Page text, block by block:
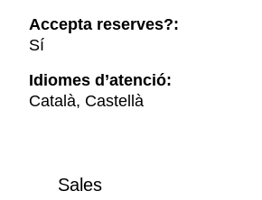
Accepta reserves?:
Sí
Idiomes d’atenció:
Català, Castellà
Sales